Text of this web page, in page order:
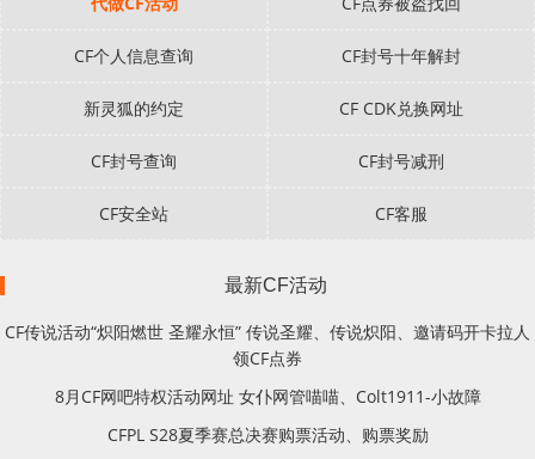
CF个人信息查询 CF封号十年解封
新灵狐的约定 CF CDK兑换网址
CF封号查询 CF封号减刑
CF安全站 CF客服
最新CF活动
CF传说活动“炽阳燃世 圣耀永恒” 传说圣耀、传说炽阳、邀请码开卡拉人
领CF点券
8月CF网吧特权活动网址 女仆网管喵喵、Colt1911-小故障
CFPL S28夏季赛总决赛购票活动、购票奖励